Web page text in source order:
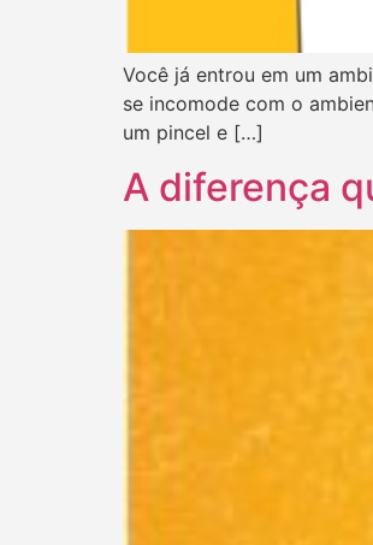
Você já entrou em um
se incomode com o
um pincel e […]
A diferença